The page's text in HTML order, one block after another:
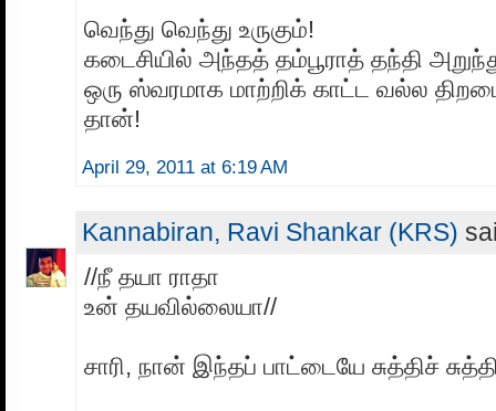
வெந்து வெந்து உருகும்!
கடைசியில் அந்தத் தம்பூராத் தந்தி
ஒரு ஸ்வரமாக மாற்றிக் காட்ட வல்ல
தான்!
April 29, 2011 at 6:19 AM
Kannabiran, Ravi Shankar (KRS)
//நீ தயா ராதா
உன் தயவில்லையா//
சாரி, நான் இந்தப் பாட்டையே சுத்திச்